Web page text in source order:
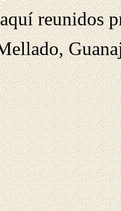
reunidos